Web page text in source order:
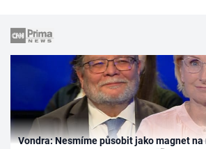
Vondra: Nesmíme působit jako magnet